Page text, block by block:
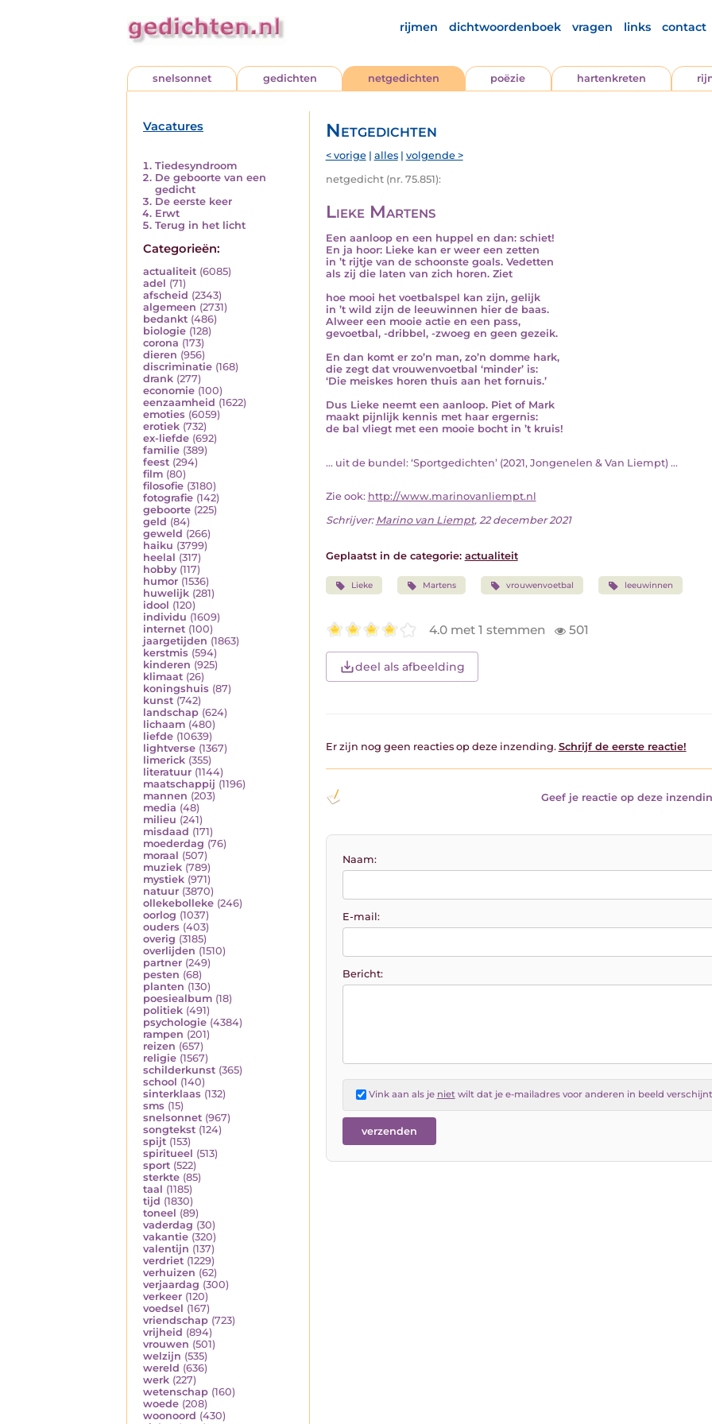
rijmen dichtwoordenboek vragen links contact
snelsonnet gedichten netgedichten poëzie hartenkreten
Vacatures
Tiedesyndroom
De geboorte van een
gedicht
De eerste keer
Erwt
Terug in het licht
Categorieën:
actualiteit (6085)
adel (71)
afscheid (2343)
algemeen (2731)
bedankt (486)
biologie (128)
corona (173)
dieren (956)
discriminatie (168)
drank (277)
economie (100)
eenzaamheid (1622)
emoties (6059)
erotiek (732)
ex-liefde (692)
familie (389)
feest (294)
film (80)
filosofie (3180)
fotografie (142)
geboorte (225)
geld (84)
geweld (266)
haiku (3799)
heelal (317)
hobby (117)
humor (1536)
huwelijk (281)
idool (120)
individu (1609)
internet (100)
jaargetijden (1863)
kerstmis (594)
kinderen (925)
klimaat (26)
koningshuis (87)
kunst (742)
landschap (624)
lichaam (480)
liefde (10639)
lightverse (1367)
limerick (355)
literatuur (1144)
maatschappij (1196)
mannen (203)
media (48)
milieu (241)
misdaad (171)
moederdag (76)
moraal (507)
muziek (789)
mystiek (971)
natuur (3870)
ollekebolleke (246)
oorlog (1037)
ouders (403)
overig (3185)
overlijden (1510)
partner (249)
pesten (68)
planten (130)
poesiealbum (18)
politiek (491)
psychologie (4384)
rampen (201)
reizen (657)
religie (1567)
schilderkunst (365)
school (140)
sinterklaas (132)
sms (15)
snelsonnet (967)
songtekst (124)
spijt (153)
spiritueel (513)
sport (522)
sterkte (85)
taal (1185)
tijd (1830)
toneel (89)
vaderdag (30)
vakantie (320)
valentijn (137)
verdriet (1229)
verhuizen (62)
verjaardag (300)
verkeer (120)
voedsel (167)
vriendschap (723)
vrijheid (894)
vrouwen (501)
welzijn (535)
wereld (636)
werk (227)
wetenschap (160)
woede (208)
woonoord (430)
Netgedichten
< vorige| alles| volgende >
netgedicht (nr. 75.851):
Lieke Martens
Een aanloop en een huppel en dan: schiet!
En ja hoor: Lieke kan er weer een zetten
in ’t rijtje van de schoonste goals. Vedetten
als zij die laten van zich horen. Ziet
hoe mooi het voetbalspel kan zijn, gelijk
in ’t wild zijn de leeuwinnen hier de baas.
Alweer een mooie actie en een pass,
gevoetbal, -dribbel, -zwoeg en geen gezeik.
En dan komt er zo’n man, zo’n domme hark,
die zegt dat vrouwenvoetbal ‘minder’ is:
‘Die meiskes horen thuis aan het fornuis.’
Dus Lieke neemt een aanloop. Piet of Mark
maakt pijnlijk kennis met haar ergernis:
de bal vliegt met een mooie bocht in ’t kruis!
... uit de bundel: ‘Sportgedichten’ (2021, Jongenelen & Van Liempt) ...
Zie ook: http://www.marinovanliempt.nl
Schrijver: Marino van Liempt, 22 december 2021
Geplaatst in de categorie: actualiteit
Lieke Martens vrouwenvoetbal leeuwinnen
4.0 met 1 stemmen 501
deel als afbeelding
Er zijn nog geen reacties op deze inzending. Schrijf de eerste reactie!
Geef je reactie op deze
Naam:
E-mail:
Bericht:
Vink aan als je nietwilt dat je e-mailadres voor anderen in beeld verschijnt